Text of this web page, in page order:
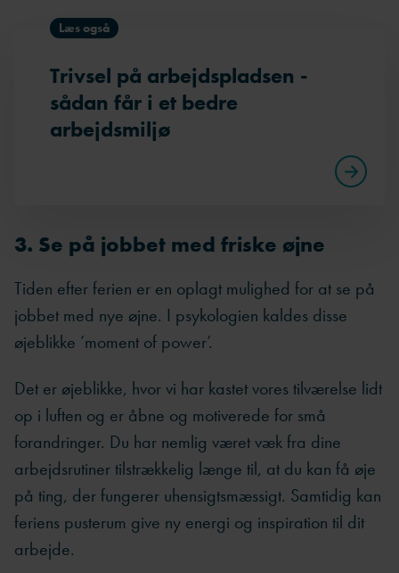
Læs også
Trivsel på arbejdspladsen -
sådan får i et bedre
arbejdsmiljø
3. Se på jobbet med friske øjne
Tiden efter ferien er en oplagt mulighed for at se på
jobbet med nye øjne. I psykologien kaldes disse
øjeblikke ’moment of power’.
Det er øjeblikke, hvor vi har kastet vores tilværelse lidt
op i luften og er åbne og motiverede for små
forandringer. Du har nemlig været væk fra dine
arbejdsrutiner tilstrækkelig længe til, at du kan få øje
på ting, der fungerer uhensigtsmæssigt. Samtidig kan
feriens pusterum give ny energi og inspiration til dit
arbejde.